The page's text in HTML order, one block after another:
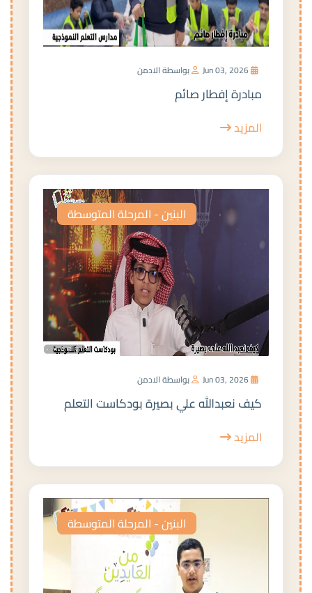
بواسطة الادمن
مبادرة إفطار صائم
المزيد
البنين - المرحلة المتوسطة
بواسطة الادمن
كيف نعبدالله علي بصيرة بودكاست التعلم
المزيد
البنين - المرحلة المتوسطة